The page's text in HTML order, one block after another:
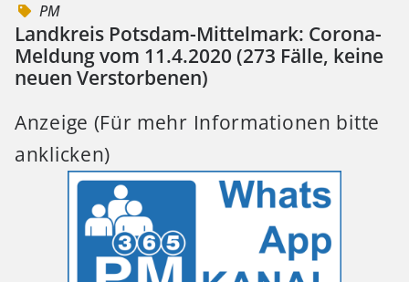
PM
Landkreis Potsdam-Mittelmark: Corona-
Meldung vom 11.4.2020 (273 Fälle, keine
neuen Verstorbenen)
Anzeige (Für mehr Informationen bitte
anklicken)